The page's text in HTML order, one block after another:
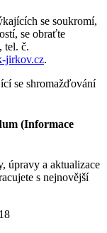
se soukromí,
se obraťte
tel. č.
jirkov.cz.
se shromažďování
(Informace
úpravy a aktualizace
s nejnovější